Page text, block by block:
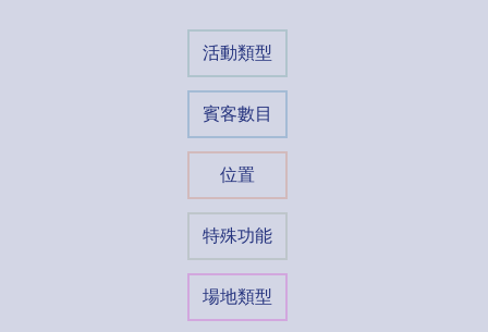
活動類型
賓客數目
位置
特殊功能
場地類型